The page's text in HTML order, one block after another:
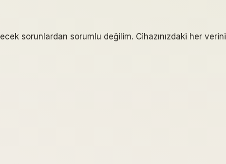
sorunlardan sorumlu değilim. Cihazınızdaki her verini